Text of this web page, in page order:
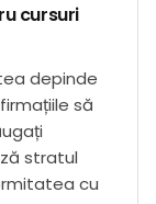
cursuri
depinde
să
stratul
cu